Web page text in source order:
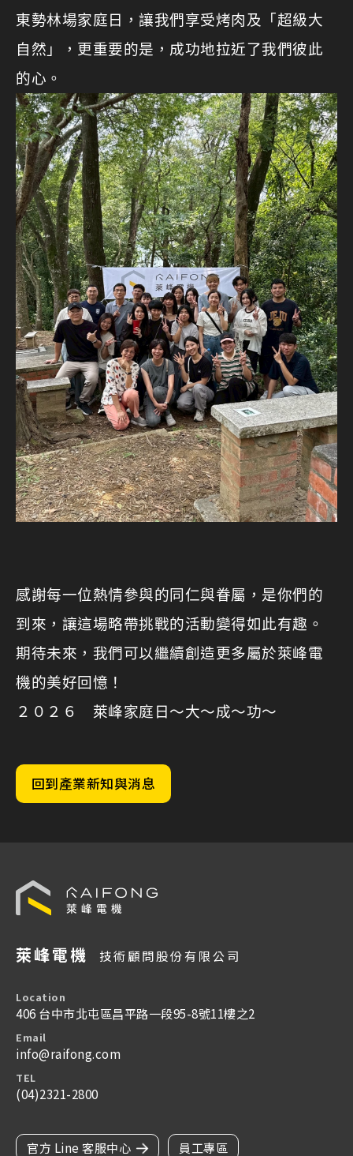
東勢林場家庭日，讓我們享受烤肉及「超級大
自然」，更重要的是，成功地拉近了我們彼此
的心。
感謝每一位熱情參與的同仁與眷屬，是你們的
到來，讓這場略帶挑戰的活動變得如此有趣。
期待未來，我們可以繼續創造更多屬於萊峰電
機的美好回憶！
２０２６ 萊峰家庭日～大～成～功～
回到產業新知與消息
萊峰電機 技術顧問股份有限公司
Location
406 台中市北屯區昌平路一段95-8號11樓之2
Email
info@raifong.com
TEL
(04)2321-2800
官方 Line 客服中心 員工專區